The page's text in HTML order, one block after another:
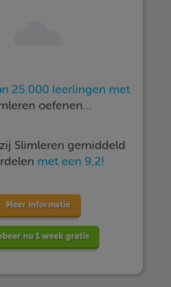
25.000 leerlingen met
oefenen…
Slimleren gemiddeld
met een 9,2!
Meer informatie
nu 1 week gratis